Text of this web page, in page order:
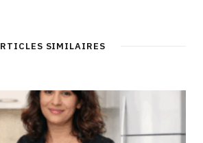
SIMILAIRES